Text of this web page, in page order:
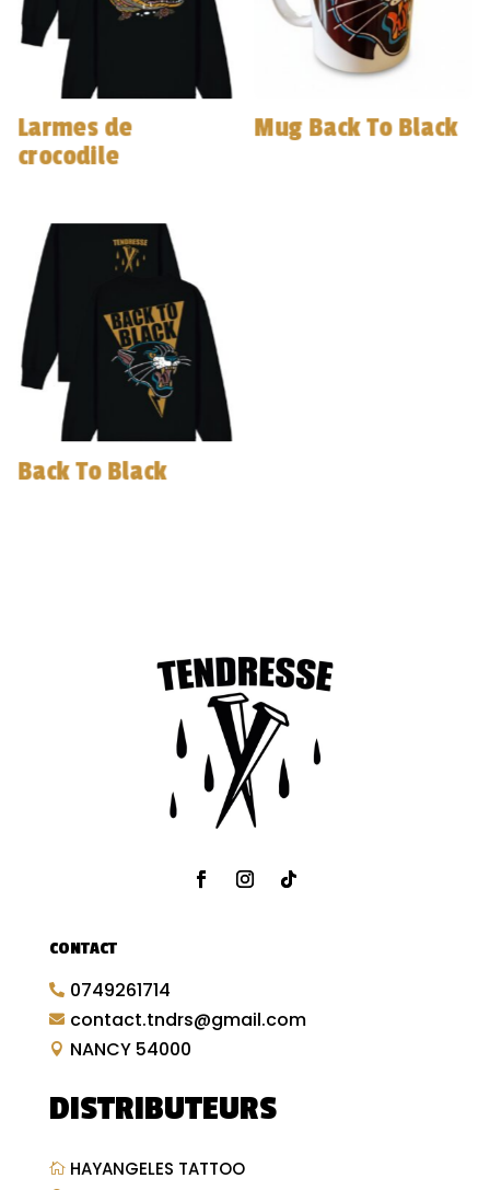
Larmes de
crocodile
Mug Back To Black
Back To Black
CONTACT
 0749261714
 contact.tndrs@gmail.com
 NANCY 54000
DISTRIBUTEURS
 HAYANGELES TATTOO